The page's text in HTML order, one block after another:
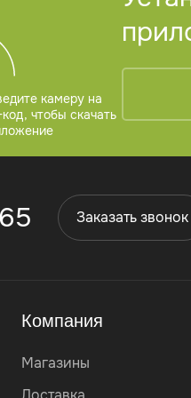
камеру на
чтобы скачать
Заказать звонок
Компания
Магазины